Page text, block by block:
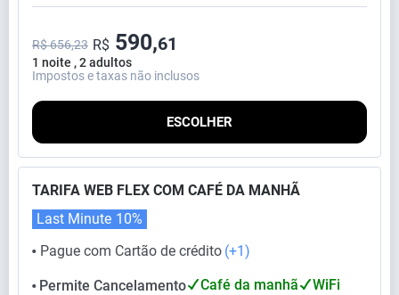
1 noite , 2 adultos
R$ 656,23 R$ 590,61
Impostos e taxas não inclusos
ESCOLHER
TARIFA WEB FLEX COM CAFÉ DA MANHÃ
⬤ Pague com Cartão de crédito (+1)
Last Minute 10%
⬤ Permite Cancelamento Café da manhã WiFi